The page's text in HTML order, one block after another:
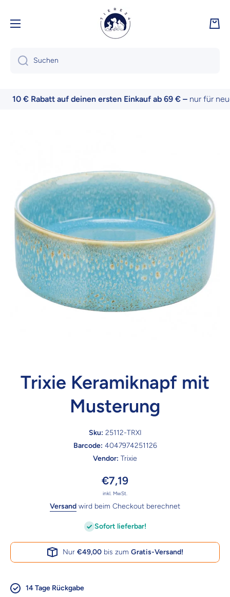
Suchen
€ Rabatt auf deinen ersten Einkauf ab 69 € – nur für neue
Trixie Keramiknapf mit
Musterung
Sku: 25112-TRXI
Barcode: 4047974251126
Vendor: Trixie
€7,19
inkl. MwSt.
Versand wird beim Checkout berechnet
Sofort lieferbar!
Nur €49,00bis zum Gratis-Versand!
14 Tage Rückgabe